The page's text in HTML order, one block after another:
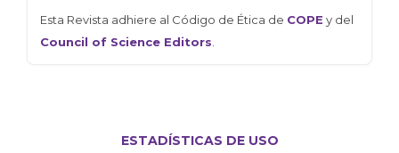
Esta Revista adhiere al Código de Ética de COPE y del
Council of Science Editors
ESTADÍSTICAS DE USO